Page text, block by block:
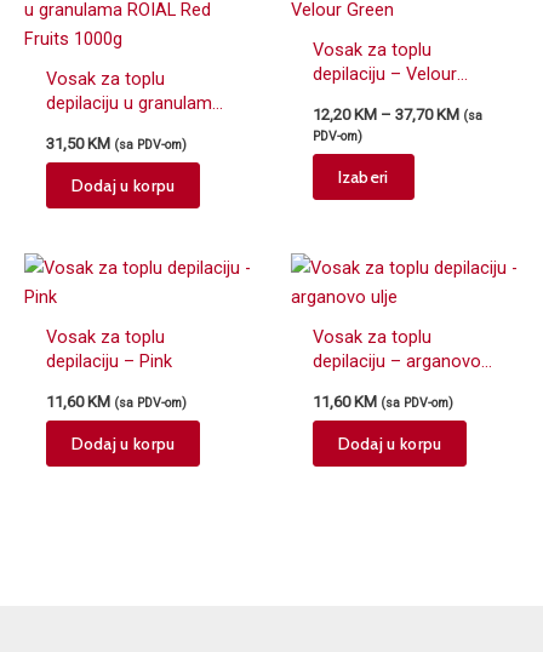
Vosak za toplu
depilaciju u granulama
1000g
31,50 KM (sa PDV-om)
Dodaj u korpu
Vosak za toplu
depilaciju – Velour
12,20 KM – 37,70 KMPrice
(sa
PDV-om)
Izaberi
product
variants.
options
may
be
chosen
on
Vosak za toplu
depilaciju – Pink
11,60 KM (sa PDV-om)
Dodaj u korpu
Vosak za toplu
depilaciju – arganovo
11,60 KM (sa PDV-om)
Dodaj u korpu